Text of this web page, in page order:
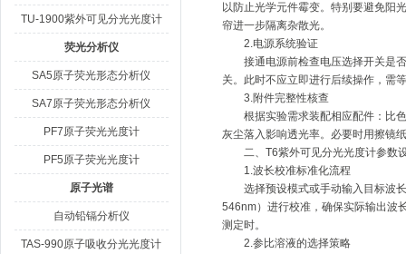
TU-1900紫外可见分光光度计
荧光分析仪
SA5原子荧光形态分析仪
SA7原子荧光形态分析仪
PF7原子荧光光度计
PF5原子荧光光度计
原子光谱
自动铅镉分析仪
TAS-990原子吸收分光光度计
以防止光学元件霉变。特别要避免阳
帘进一步隔离杂散光。
2.电源系统验证
接通电源前检查电压选择开关是否
关。此时不应立即进行后续操作，需
3.附件完整性核查
根据实验需求装配相应配件：比色
灰尘落入影响透光率。必要时用擦镜
二、T6紫外可见分光光度计参数
1.波长校准标准化流程
选择预设模式或手动输入目标波长
546nm）进行校准，确保实际输出波
测定时。
2.参比溶液的选择策略